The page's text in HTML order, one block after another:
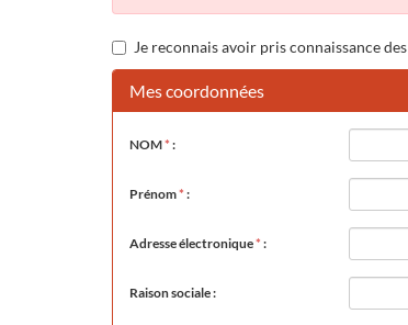
Je reconnais avoir pris connaissance des
Mes coordonnées
NOM* :
Prénom* :
Adresse électronique* :
Raison sociale :